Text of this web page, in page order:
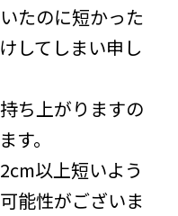
たのに短かった
してしまい申し
ち上がりますの
す。
以上短いよう
能性がございま